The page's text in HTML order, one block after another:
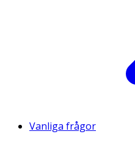
Vanliga frågor